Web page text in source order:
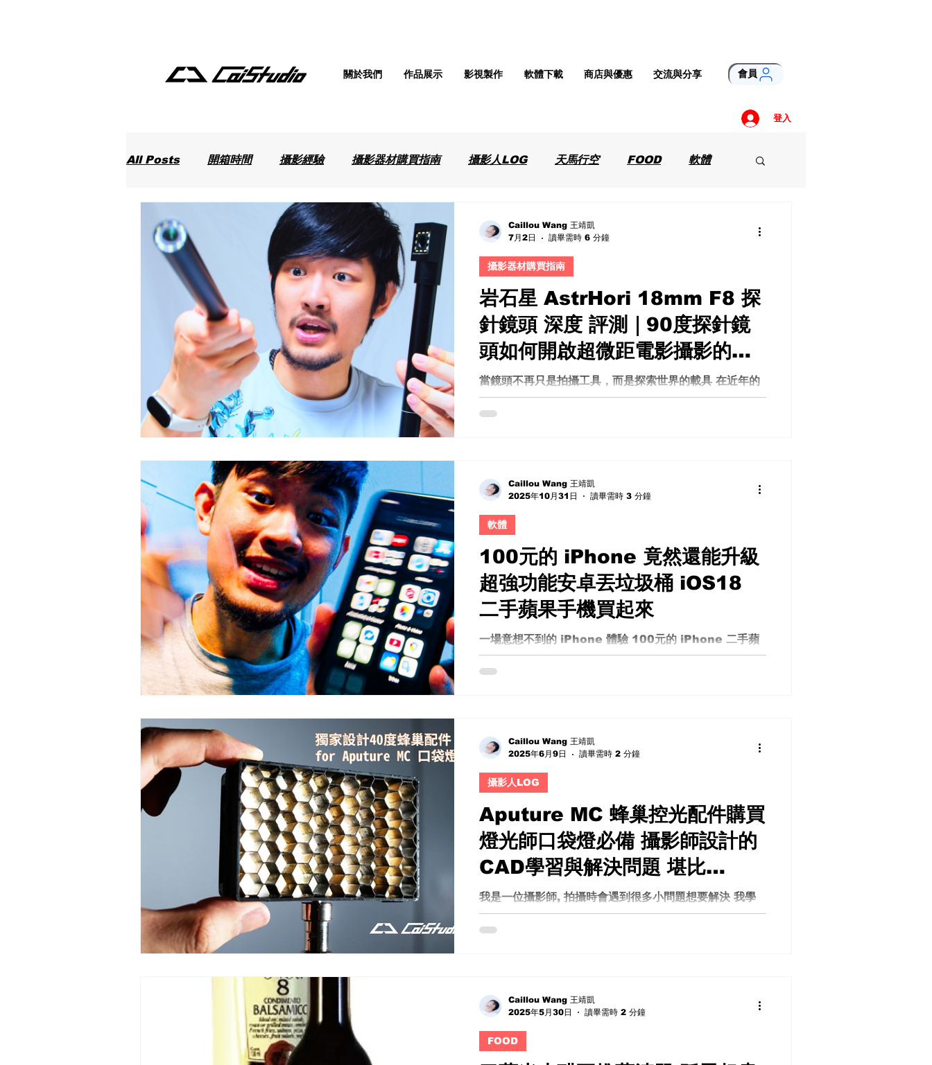
登入
All Posts 開箱時間 攝影經驗 攝影器材購買指南 攝影人LOG 天馬行空 FOOD 軟體
岩石星 AstrHori 18mm F8 探
針鏡頭 深度 評測｜90度探針鏡
頭如何開啟超微距電影攝影的新
視界？
當鏡頭不再只是拍攝工具，而是探索世界的載具 在近年的
商業攝影與電影創作領域中，有一種鏡頭正悄悄改變許多
創作者的運鏡思維，那就是 Probe Lens（探針鏡頭）。
Probe Lens，讓一般攝影師與獨立創作者也能接觸這種
過去難以企及的特殊鏡頭系統。 而 AstrHori 18mm F8
探針鏡頭，正是近年最具話題性的代表作之一。 它不只是
單純的微距鏡頭，也不只是特殊效果工具。 更準確地說，
它是一種全新的視覺語言。 當大多數鏡頭只能站在外面觀
看世界時，Probe Lens 則能夠真正「進入」世界之中。
它可以穿梭於模型場景、滑過食物表面、深入產品結構、
探索狹窄空間，甚至創造出類似 FPV 無人機般的沉浸式視
角。 而這些畫面，往往是一般鏡頭無法實現的。 岩石星
F8 Probe Lens 是什麼？ AstrHori 18mm F
攝影器材購買指南
Caillou Wang 王靖凱
7月2日
讀畢需時 6 分鐘
100元的 iPhone 竟然還能升級
超強功能安卓丟垃圾桶 iOS18
二手蘋果手機買起來
一場意想不到的 iPhone 體驗 100元的 iPhone 二手蘋
果手機 在科技產品飛速更新的時代，許多人對於舊設備的
適用性存在疑問。但你能想像，一部價格僅 100 美元的
軟體
Caillou Wang 王靖凱
2025年10月31日
讀畢需時 3 分鐘
Aputure MC 蜂巢控光配件購買
燈光師口袋燈必備 攝影師設計的
CAD學習與解決問題 堪比
astera hydra panel 多元控光
設備
我是一位攝影師, 拍攝時會遇到很多小問題想要解決 我學
了快要6個月慢慢摸索CAD建模軟體 我從0%開始設計 這
是給Aputure MC 幾乎每個攝影師or 燈光師都有的一盞
攝影人LOG
Caillou Wang 王靖凱
2025年6月9日
讀畢需時 2 分鐘
FOOD
Caillou Wang 王靖凱
2025年5月30日
讀畢需時 2 分鐘
關於我們 作品展示 影視製作 軟體下載 商店與優惠 交流與分享 會員